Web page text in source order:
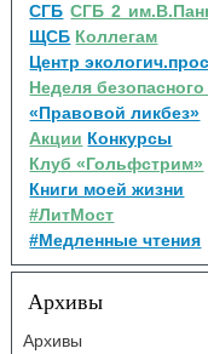
СГБ СГБ 2
ЩСБ Коллегам
Центр
Неделя безопасного
«Правовой ликбез»
Акции Конкурсы
Клуб «Гольфстрим»
Книги моей жизни
#ЛитМост
#Медленные чтения
Архивы
Архивы